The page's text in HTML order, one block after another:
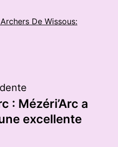
De Wissous:
: Mézéri’Arc a
excellente